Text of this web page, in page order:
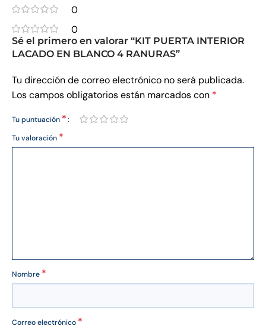
0
0
Sé el primero en valorar “KIT PUERTA INTERIOR
LACADO EN BLANCO 4 RANURAS”
Tu dirección de correo electrónico no será publicada.
Los campos obligatorios están marcados con *
Tu puntuación *
Tu valoración *
Nombre *
Correo electrónico *